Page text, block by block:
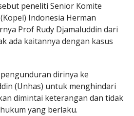
peneliti Senior Komite
Indonesia Herman
Prof Rudy Djamaluddin dari
ada kaitannya dengan kasus
dirinya ke
(Unhas) untuk menghindari
dimintai keterangan dan tidak
yang berlaku.